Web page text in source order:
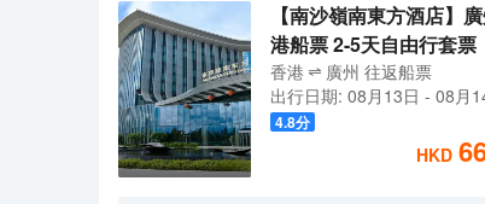
【南沙嶺南東方酒店】
港船票 2-5天自由行套票
香港 廣州 往返船票
出行日期: 08月13日 - 08月
4.8分
HKD